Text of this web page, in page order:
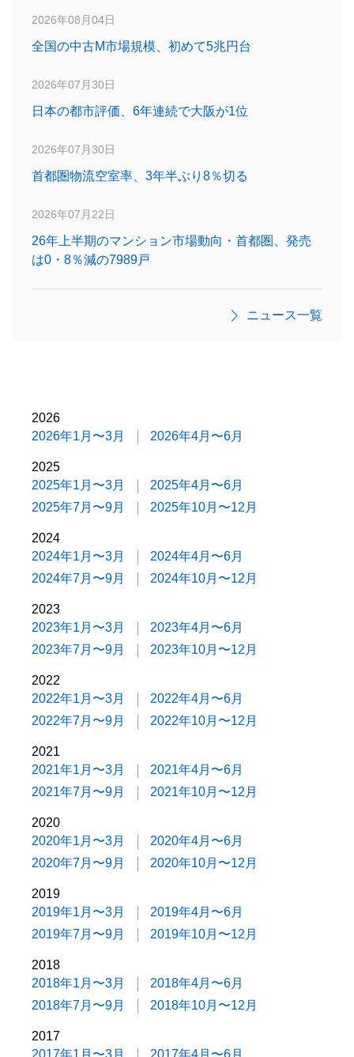
2026年08月04日
全国の中古M市場規模、初めて5兆円台
2026年07月30日
日本の都市評価、6年連続で大阪が1位
2026年07月30日
首都圏物流空室率、3年半ぶり8％切る
2026年07月22日
26年上半期のマンション市場動向・首都圏、発売
は0・8％減の7989戸
ニュース一覧
2026
2026年1月〜3月
2026年4月〜6月
2025
2025年1月〜3月
2025年4月〜6月
2025年7月〜9月
2025年10月〜12月
2024
2024年1月〜3月
2024年4月〜6月
2024年7月〜9月
2024年10月〜12月
2023
2023年1月〜3月
2023年4月〜6月
2023年7月〜9月
2023年10月〜12月
2022
2022年1月〜3月
2022年4月〜6月
2022年7月〜9月
2022年10月〜12月
2021
2021年1月〜3月
2021年4月〜6月
2021年7月〜9月
2021年10月〜12月
2020
2020年1月〜3月
2020年4月〜6月
2020年7月〜9月
2020年10月〜12月
2019
2019年1月〜3月
2019年4月〜6月
2019年7月〜9月
2019年10月〜12月
2018
2018年1月〜3月
2018年4月〜6月
2018年7月〜9月
2018年10月〜12月
2017
2017年1月〜3月
2017年4月〜6月